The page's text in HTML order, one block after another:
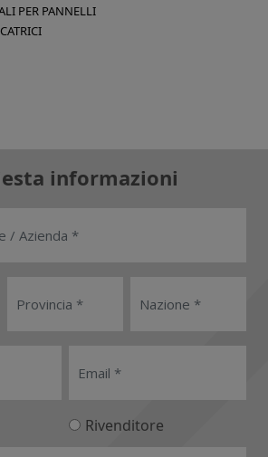
PER PANNELLI
informazioni
Rivenditore